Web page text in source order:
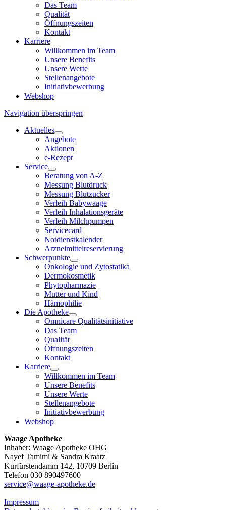
Das Team
Qualität
Öffnungszeiten
Kontakt
Karriere
Willkommen im Team
Unsere Benefits
Unsere Werte
Stellenangebote
Initiativbewerbung
Webshop
Navigation überspringen
Aktuelles
Angebote
Aktionen
e-Rezept
Service
Beratung von A-Z
Messung Blutdruck
Messung Blutzucker
Verleih Babywaage
Verleih Inhalationsgeräte
Verleih Milchpumpen
Servicecard
Notdienstkalender
Arzneimittelreservierung
Schwerpunkte
Onkologie und Zytostatika
Dermokosmetik
Phytopharmazie
Mutter und Kind
Hämophilie
Die Apotheke
Omnicare Qualitätsinitiative
Das Team
Qualität
Öffnungszeiten
Kontakt
Karriere
Willkommen im Team
Unsere Benefits
Unsere Werte
Stellenangebote
Initiativbewerbung
Webshop
Waage Apotheke
Inhaber: Waage Apotheke OHG
Nayef Tamimi & Sandra Kraatz
Kurfürstendamm 142, 10709 Berlin
Telefon 030 890497600
service@waage-apotheke.de
Impressum